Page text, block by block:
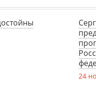
24